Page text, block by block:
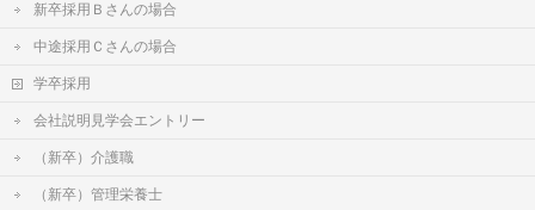
新卒採用Ｂさんの場合
中途採用Ｃさんの場合
学卒採用
会社説明見学会エントリー
（新卒）介護職
（新卒）管理栄養士